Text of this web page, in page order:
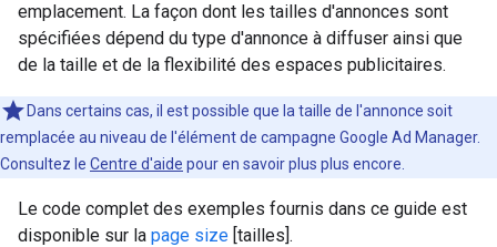
emplacement. La façon dont les tailles d'annonces sont
spécifiées dépend du type d'annonce à diffuser ainsi que
de la taille et de la flexibilité des espaces publicitaires.
Dans certains cas, il est possible que la taille de l'annonce soit
remplacée au niveau de l'élément de campagne Google Ad Manager.
Consultez le Centre d'aide pour en savoir plus plus encore.
Le code complet des exemples fournis dans ce guide est
disponible sur la page size [tailles].